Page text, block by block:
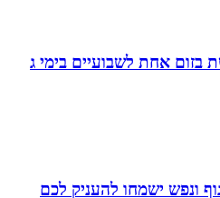
אחת לשבועיים בימי ג
ישמחו להעניק לכם